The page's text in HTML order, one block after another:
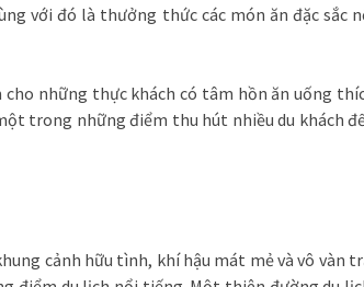
với đó là thưởng thức các món ăn đặc sắc
cho những thực khách có tâm hồn ăn uống
trong những điểm thu hút nhiều du khách
cảnh hữu tình, khí hậu mát mẻ và vô vàn